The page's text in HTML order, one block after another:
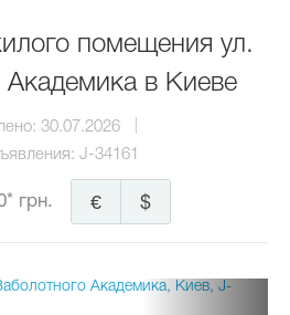
помещения ул.
Академика в Киеве
30.07.2026
J-34161
грн. $
€